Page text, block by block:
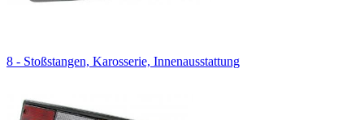
8 - Stoßstangen, Karosserie, Innenausstattung